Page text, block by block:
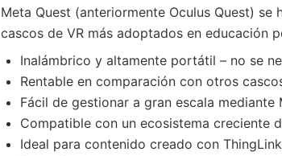
Meta Quest (anteriormente Oculus Quest)
cascos de VR más adoptados en educación
Inalámbrico y altamente portátil – no se
Rentable en comparación con otros
Fácil de gestionar a gran escala
Compatible con un ecosistema creciente
Ideal para contenido creado con